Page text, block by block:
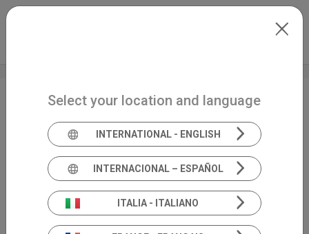
Skip to main content
Oldenburg
International Matrix
Test è ora eseguibile
con Inventis
TRUMPET!
Select your location and language
INTERNATIONAL - ENGLISH
INTERNACIONAL – ESPAÑOL
ITALIA - ITALIANO